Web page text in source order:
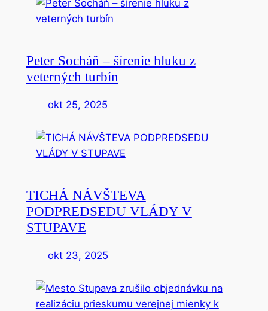
Peter Socháň – šírenie hluku z
veterných turbín
okt 25, 2025
TICHÁ NÁVŠTEVA
PODPREDSEDU VLÁDY V
STUPAVE
okt 23, 2025